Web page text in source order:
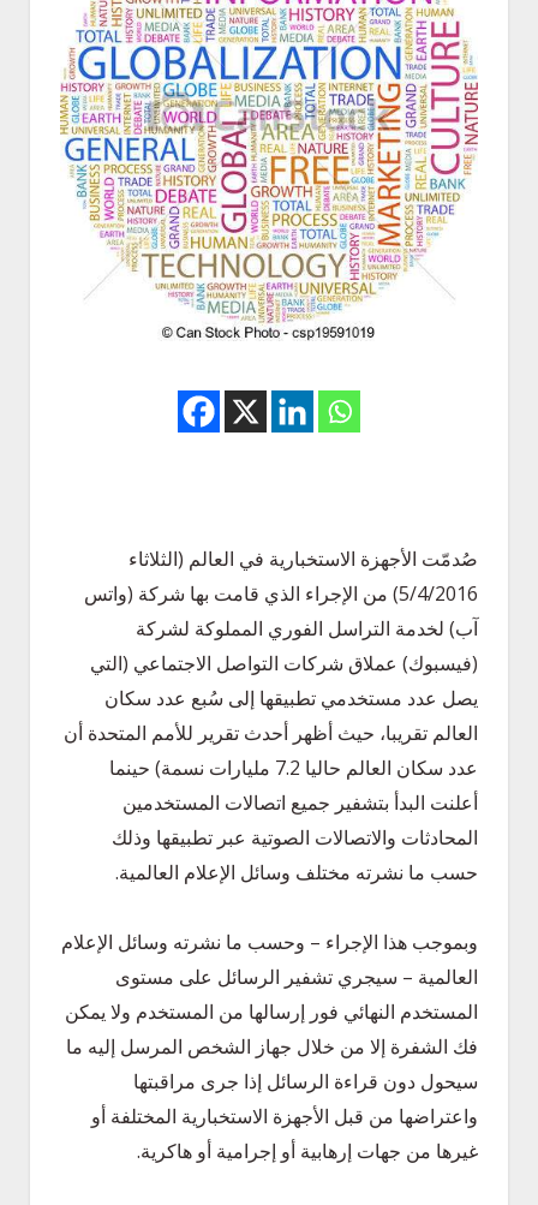
صُدمّت الأجهزة الاستخبارية في العالم (الثلاثاء
5/4/2016) من الإجراء الذي قامت بها شركة (واتس
آب) لخدمة التراسل الفوري المملوكة لشركة
(فيسبوك) عملاق شركات التواصل الاجتماعي (التي
يصل عدد مستخدمي تطبيقها إلى سُبع عدد سكان
العالم تقريبا، حيث أظهر أحدث تقرير للأمم المتحدة أن
عدد سكان العالم حاليا 7.2 مليارات نسمة) حينما
أعلنت البدأ بتشفير جميع اتصالات المستخدمين
المحادثات والاتصالات الصوتية عبر تطبيقها وذلك
حسب ما نشرته مختلف وسائل الإعلام العالمية.
وبموجب هذا الإجراء – وحسب ما نشرته وسائل الإعلام
العالمية – سيجري تشفير الرسائل على مستوى
المستخدم النهائي فور إرسالها من المستخدم ولا يمكن
فك الشفرة إلا من خلال جهاز الشخص المرسل إليه ما
سيحول دون قراءة الرسائل إذا جرى مراقبتها
واعتراضها من قبل الأجهزة الاستخبارية المختلفة أو
غيرها من جهات إرهابية أو إجرامية أو هاكرية.